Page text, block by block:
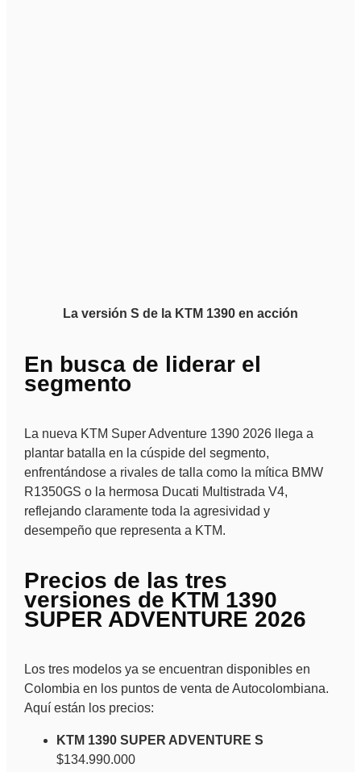
La versión S de la KTM 1390 en acción
En busca de liderar el
segmento
La nueva KTM Super Adventure 1390 2026 llega a
plantar batalla en la cúspide del segmento,
enfrentándose a rivales de talla como la mítica BMW
R1350GS o la hermosa Ducati Multistrada V4,
reflejando claramente toda la agresividad y
desempeño que representa a KTM.
Precios de las tres
versiones de KTM 1390
SUPER ADVENTURE 2026
Los tres modelos ya se encuentran disponibles en
Colombia en los puntos de venta de Autocolombiana.
Aquí están los precios:
KTM 1390 SUPER ADVENTURE S
$134.990.000